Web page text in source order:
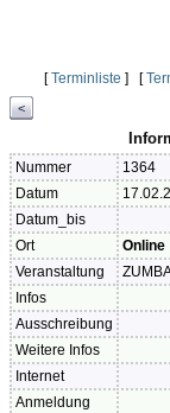
[Terminliste ] [
<
Nummer
1364
Datum
Datum_bis
Ort
Online
Veranstaltung
Infos
Ausschreibung
Weitere Infos
Internet
Anmeldung